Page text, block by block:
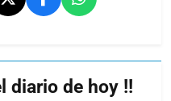
diario de hoy !!